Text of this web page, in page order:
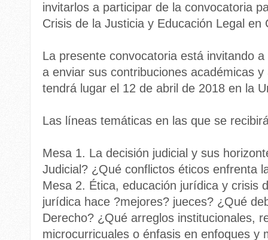
invitarlos a participar de la convocatoria
Crisis de la Justicia y Educación Legal en
La presente convocatoria está invitando
a enviar sus contribuciones académicas
tendrá lugar el 12 de abril de 2018 en la
Las líneas temáticas en las que se
Mesa 1. La decisión judicial y sus
Judicial? ¿Qué conflictos éticos enfrenta
Mesa 2. Ética, educación jurídica y crisis
jurídica hace ?mejores? jueces? ¿Qué
Derecho? ¿Qué arreglos institucionales,
microcurricuales o énfasis en enfoques y